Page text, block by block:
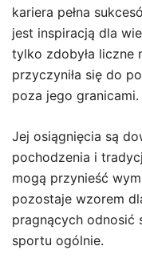
kariera pełna
jest inspiracją dla
tylko zdobyła liczne
przyczyniła się do
poza jego granicami.
Jej osiągnięcia są
pochodzenia i
mogą przynieść
pozostaje wzorem
pragnących odnosić
sportu ogólnie.